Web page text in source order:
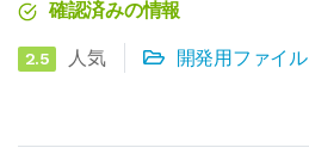
確認済みの情報
2.5 人気 開発用ファイル